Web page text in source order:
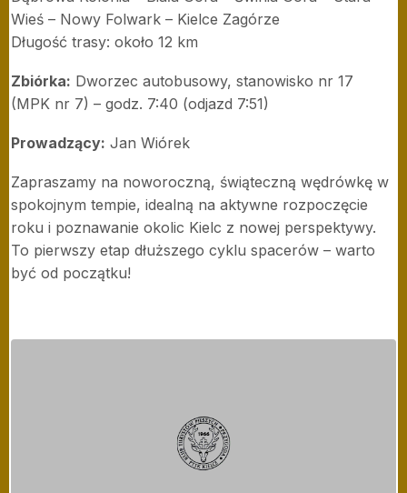
Wieś – Nowy Folwark – Kielce Zagórze
Długość trasy: około 12 km
Zbiórka: Dworzec autobusowy, stanowisko nr 17
(MPK nr 7) – godz. 7:40 (odjazd 7:51)
Prowadzący: Jan Wiórek
Zapraszamy na noworoczną, świąteczną wędrówkę w
spokojnym tempie, idealną na aktywne rozpoczęcie
roku i poznawanie okolic Kielc z nowej perspektywy.
To pierwszy etap dłuższego cyklu spacerów – warto
być od początku!